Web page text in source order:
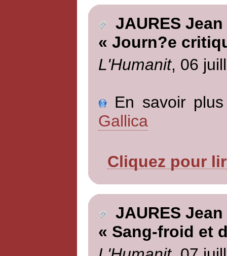
JAURES Jean
« Journ?e
L'Humanit, 06
En savoir
Gallica
Cliquez pour
JAURES Jean
« Sang-froid et